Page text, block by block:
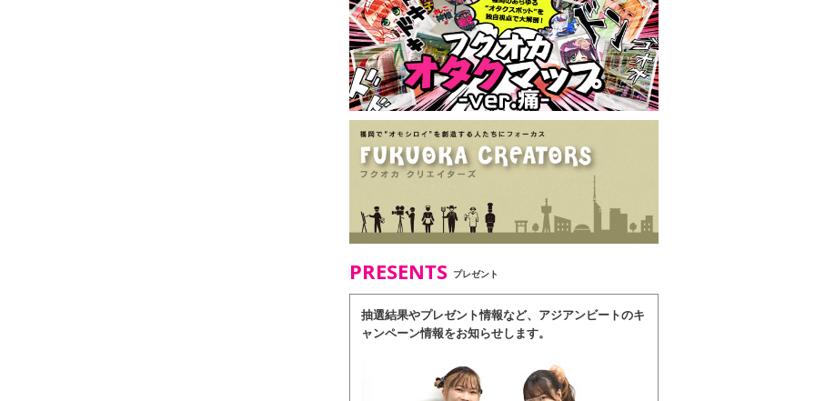
PRESENTS プレゼント
抽選結果やプレゼント情報など、アジアンビートのキ
ャンペーン情報をお知らせします。